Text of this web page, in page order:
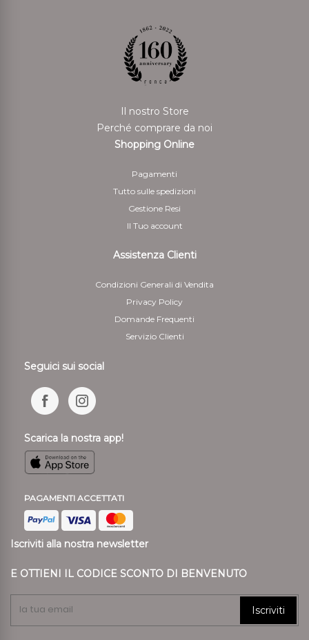
Il nostro Store
Perché comprare da noi
Shopping Online
Pagamenti
Tutto sulle spedizioni
Gestione Resi
Il Tuo account
Assistenza Clienti
Condizioni Generali di Vendita
Privacy Policy
Domande Frequenti
Servizio Clienti
Seguici sui social
Scarica la nostra app!
PAGAMENTI ACCETTATI
Iscriviti alla nostra newsletter
E OTTIENI IL CODICE SCONTO DI BENVENUTO
Iscriviti